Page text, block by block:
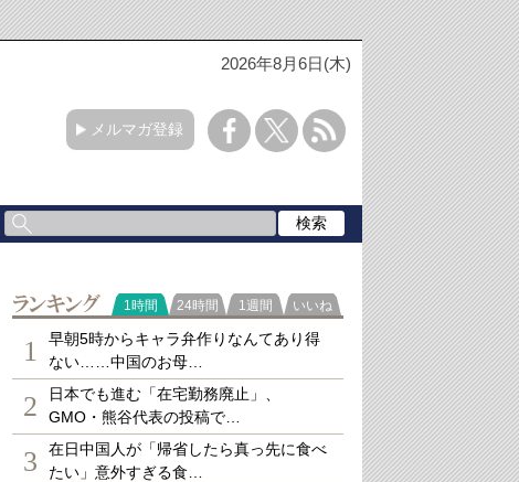
2026年8月6日(木)
メルマガ登録
ランキング
1時間 24時間 1週間 いいね
1
早朝5時からキャラ弁作りなんてあり得
ない……中国のお母…
2
日本でも進む「在宅勤務廃止」、
GMO・熊谷代表の投稿で…
3
在日中国人が「帰省したら真っ先に食べ
たい」意外すぎる食…